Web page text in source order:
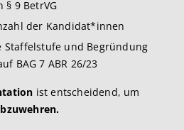
§ 9 BetrVG
der Kandidat*innen
Staffelstufe und Begründung
BAG 7 ABR 26/23
ist entscheidend, um